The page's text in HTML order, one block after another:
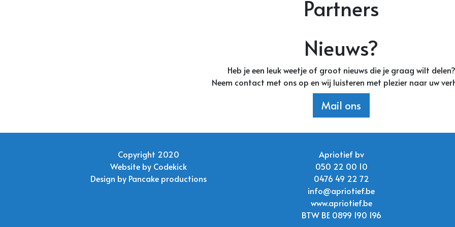
Partners
Nieuws?
Heb je een leuk weetje of groot nieuws die je graag wilt delen?
Neem contact met ons op en wij luisteren met plezier naar uw
Mail ons
Copyright 2020
Website by Codekick
Design by Pancake productions
Apriotief bv
050 22 00 10
0476 49 22 72
info@apriotief.be
www.apriotief.be
BTW BE 0899 190 196